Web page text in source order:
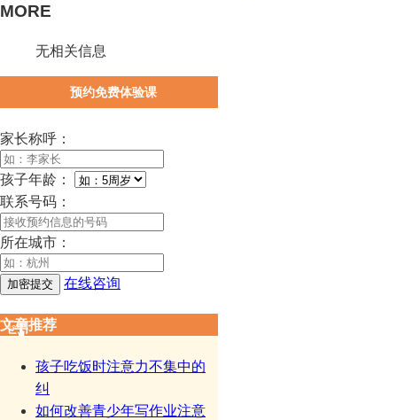
MORE
无相关信息
预约免费体验课
家长称呼：
孩子年龄：
联系号码：
所在城市：
在线咨询
文章推荐
孩子吃饭时注意力不集中的
纠
如何改善青少年写作业注意